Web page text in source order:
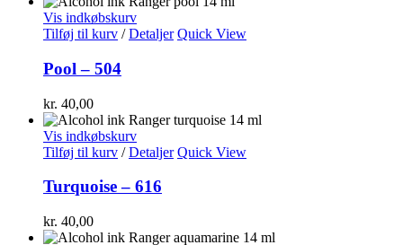
Vis indkøbskurv
Tilføj til kurv / Detaljer Quick View
Pool – 504
kr. 40,00
Vis indkøbskurv
Tilføj til kurv / Detaljer Quick View
Turquoise – 616
kr. 40,00